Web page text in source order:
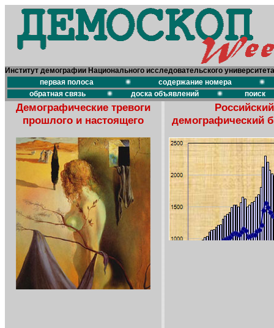
Институт демографии Национального исследовательского
первая полоса
содержание номера
обратная связь
доска объявлений поиск
Демографические тревоги
прошлого и настоящего
Российский
демографический